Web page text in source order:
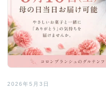
2026年5月3日